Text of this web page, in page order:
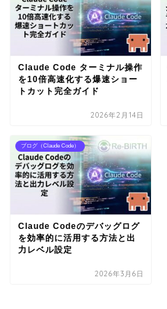
Claude Code ターミナル操作
を10倍高速化する爆速ショー
トカット完全ガイド
2026年2月14日
ブログ（Claude Code）
Claude Codeのデバッグログ
を効率的に活用する方法と出
力レベル設定
2026年3月6日